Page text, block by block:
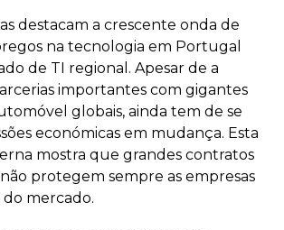
destacam a crescente onda de
na tecnologia em Portugal
de TI regional. Apesar de a
importantes com gigantes
globais, ainda tem de se
económicas em mudança. Esta
mostra que grandes contratos
protegem sempre as empresas
do mercado.